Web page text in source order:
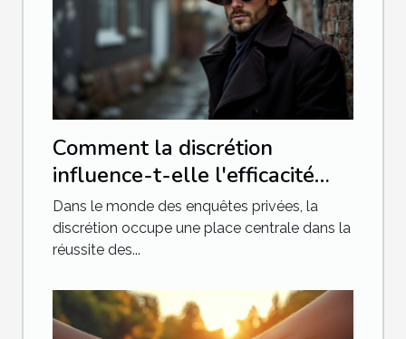
Comment la discrétion
influence-t-elle l'efficacité
des enquêtes privées ?
Dans le monde des enquêtes privées, la
discrétion occupe une place centrale dans la
réussite des...